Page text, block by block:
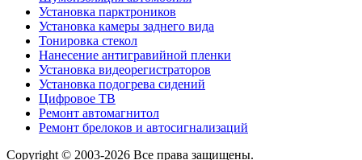
Установка парктроников
Установка камеры заднего вида
Тонировка стекол
Нанесение антигравийной пленки
Установка видеорегистраторов
Установка подогрева сидений
Цифровое ТВ
Ремонт автомагнитол
Ремонт брелоков и автосигнализаций
Copyright © 2003-2026 Все права защищены.